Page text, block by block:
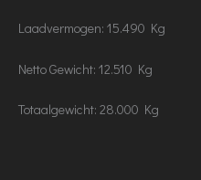
Laadvermogen: 15.490 Kg
Netto Gewicht: 12.510 Kg
Totaalgewicht: 28.000 Kg